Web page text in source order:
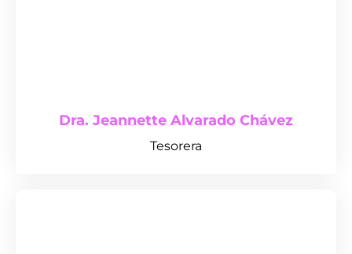
Dra. Jeannette Alvarado Chávez
Tesorera